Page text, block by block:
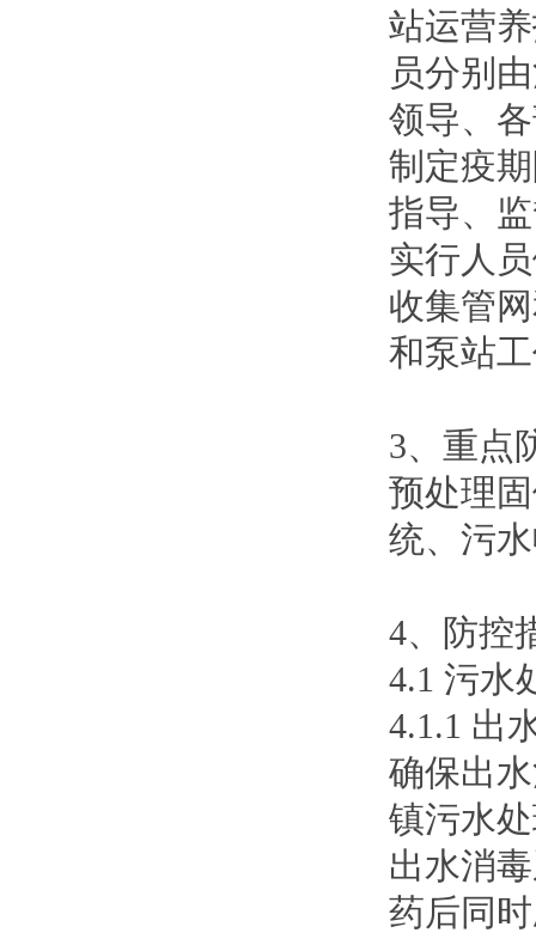
站运营
员分别
领导、
制定疫
指导、
实行人
收集管
和泵站
3、重点
预处理
统、污
4、防控
4.1 污水
4.1.1 出
确保出
镇污水
出水消
药后同